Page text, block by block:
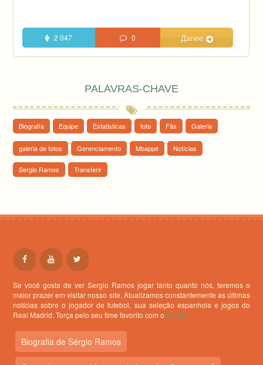
2 047 0 Далее
PALAVRAS-CHAVE
Biografia Equipe Estatisticas foto Fãs Galeria
galeria de fotos Gerenciamento Mbappé Notícias
Sergio Ramos Transferir
Se você gosta de ver Sergio Ramos jogar tanto quanto nós, teremos o
maior prazer em visitar nosso site. Atualizamos constantemente as últimas
notícias sobre o jogador de futebol, sua seleção espanhola e jogos do
Real Madrid. Torça pelo seu time favorito com opin up
Biografia de Sérgio Ramos